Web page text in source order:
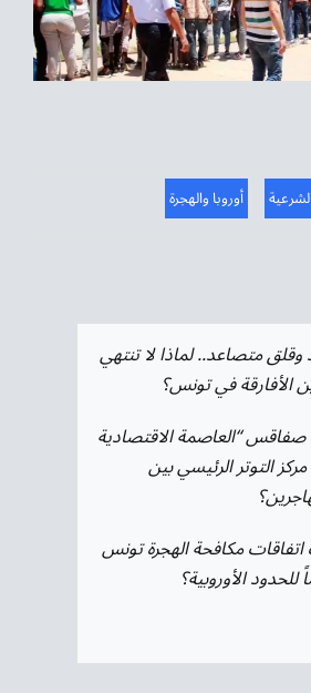
مقالات
موسيقى الشرق
أوروبا والهجرة
وقلق متصاعد.. لماذا لا تنتهي
الأفارقة في تونس؟
“العاصمة الاقتصادية
التوتر الرئيسي بين
مكافحة الهجرة تونس
الأوروبية؟